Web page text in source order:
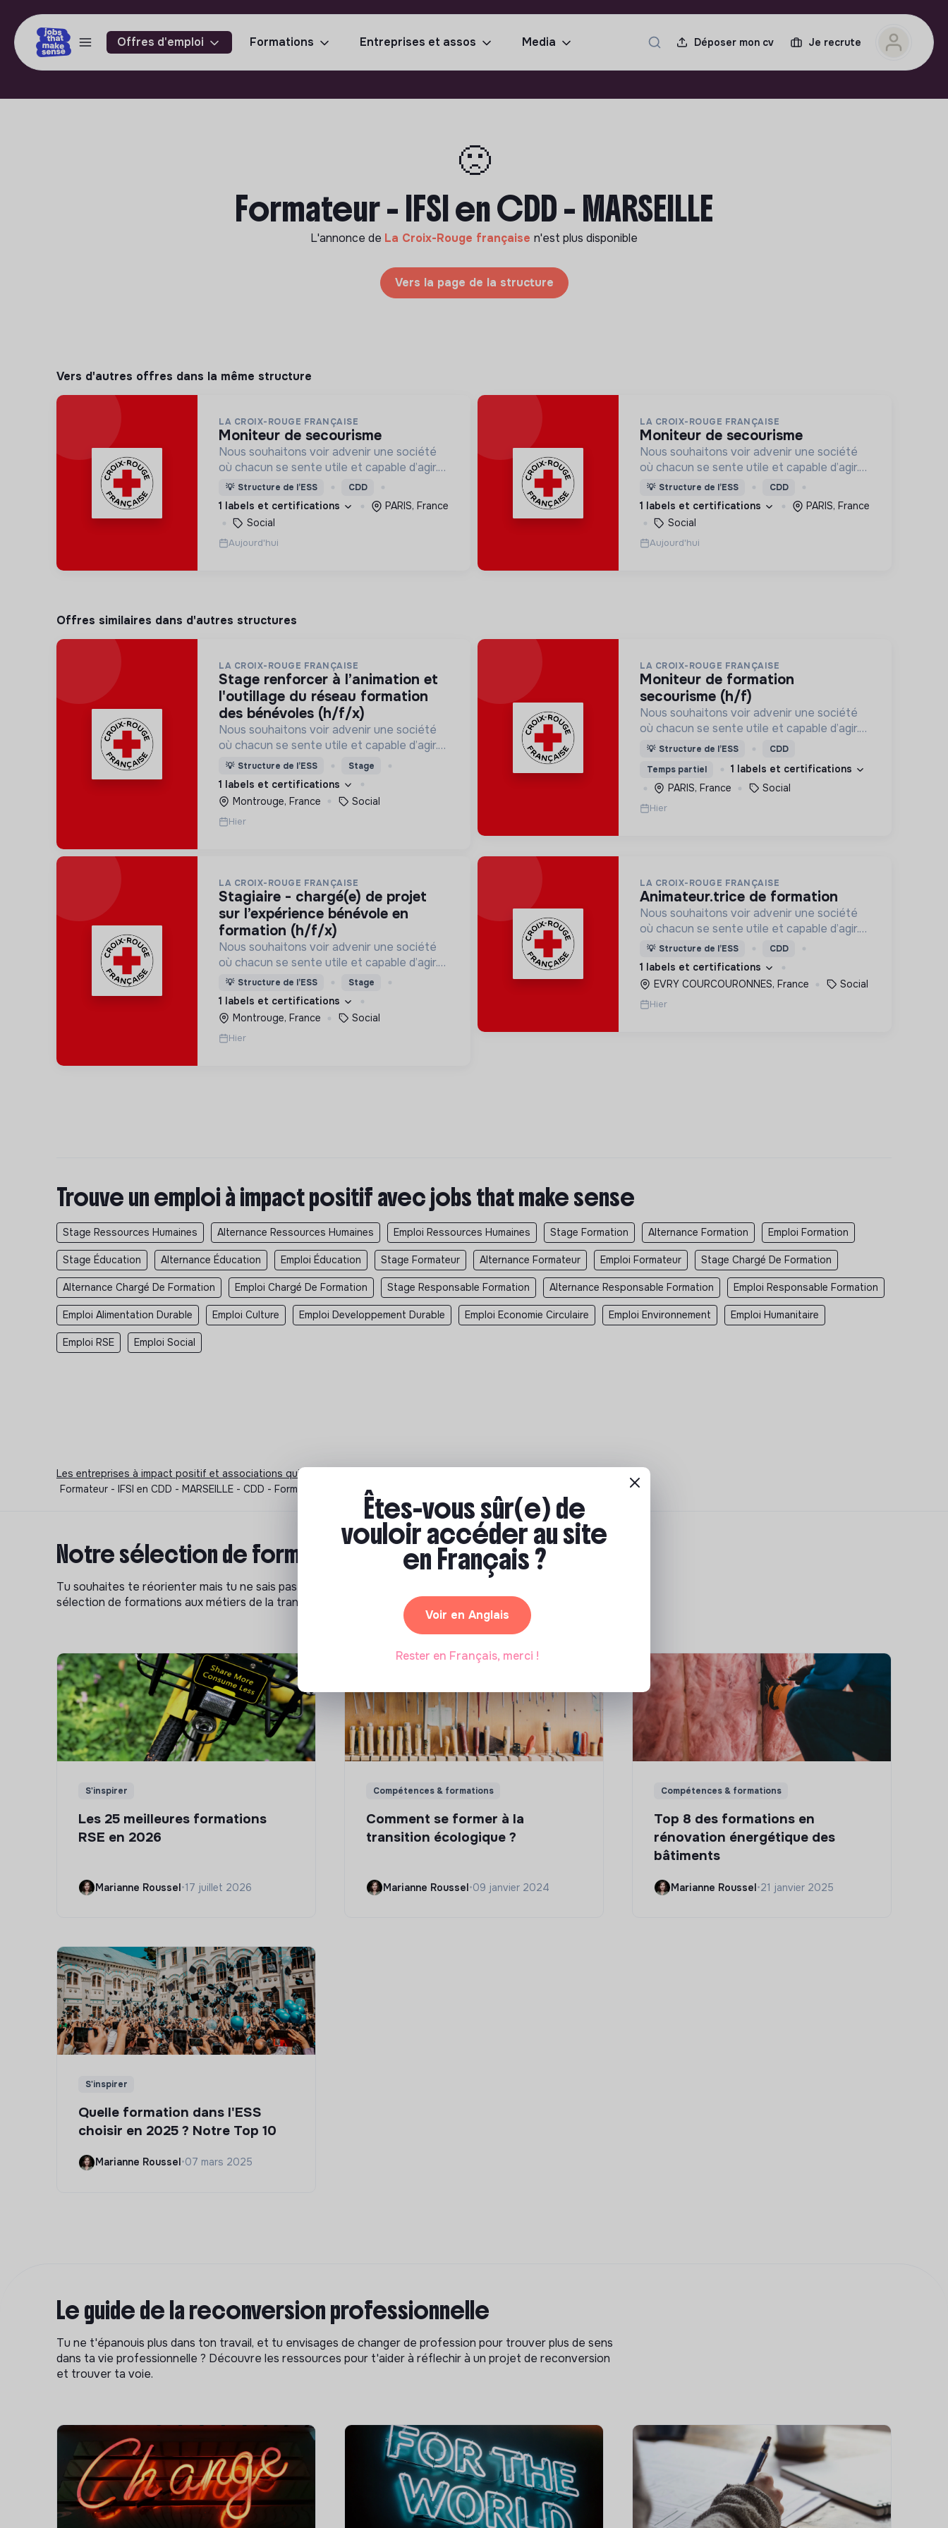
Offres d'emploi Formations Entreprises et assos Media Déposer mon cv Je recrute
🙁
Formateur - IFSI en CDD - MARSEILLE
L'annonce de La Croix-Rouge française n'est plus disponible
Vers la page de la structure
Vers d'autres offres dans la même structure
LA CROIX-ROUGE FRANÇAISE
moniteur de secourisme
Nous souhaitons voir advenir une société
où chacun se sente utile et capable d’agir.
Pour cela, nous proposons des moyens et
des lieux d’engagement innovants et
adaptés à tous.
💡 Structure de l’ESS CDD
1 labels et certifications
PARIS, France
Social
Aujourd'hui
LA CROIX-ROUGE FRANÇAISE
moniteur de secourisme
Nous souhaitons voir advenir une société
où chacun se sente utile et capable d’agir.
Pour cela, nous proposons des moyens et
des lieux d’engagement innovants et
adaptés à tous.
💡 Structure de l’ESS CDD
1 labels et certifications
PARIS, France
Social
Aujourd'hui
Offres similaires dans d'autres structures
LA CROIX-ROUGE FRANÇAISE
stage renforcer à l’animation et
l'outillage du réseau formation
des bénévoles (h/f/x)
Nous souhaitons voir advenir une société
où chacun se sente utile et capable d’agir.
Pour cela, nous proposons des moyens et
des lieux d’engagement innovants et
adaptés à tous.
💡 Structure de l’ESS Stage
1 labels et certifications
Montrouge, France
Social
Hier
LA CROIX-ROUGE FRANÇAISE
moniteur de formation
secourisme (h/f)
Nous souhaitons voir advenir une société
où chacun se sente utile et capable d’agir.
Pour cela, nous proposons des moyens et
adaptés à tous.
💡 Structure de l’ESS
CDD
Temps partiel
1 labels et certifications
PARIS, France
Social
Hier
LA CROIX-ROUGE FRANÇAISE
stagiaire - chargé(e) de projet
sur l’expérience bénévole en
formation (h/f/x)
Nous souhaitons voir advenir une société
où chacun se sente utile et capable d’agir.
Pour cela, nous proposons des moyens et
des lieux d’engagement innovants et
adaptés à tous.
💡 Structure de l’ESS Stage
1 labels et certifications
Montrouge, France
Social
Hier
LA CROIX-ROUGE FRANÇAISE
animateur.trice de formation
Nous souhaitons voir advenir une société
où chacun se sente utile et capable d’agir.
Pour cela, nous proposons des moyens et
des lieux d’engagement innovants et
adaptés à tous.
💡 Structure de l’ESS CDD
1 labels et certifications
EVRY COURCOURONNES, France
Social
Hier
Trouve un emploi à impact positif avec jobs that make sense
Stage Ressources Humaines Alternance Ressources Humaines Emploi Ressources Humaines Stage Formation Alternance Formation Emploi Formation
Stage Éducation Alternance Éducation Emploi Éducation Stage Formateur Alternance Formateur Emploi Formateur Stage Chargé De Formation
Alternance Chargé De Formation Emploi Chargé De Formation Stage Responsable Formation Alternance Responsable Formation Emploi Responsable Formation
Emploi Alimentation Durable Emploi Culture Emploi Developpement Durable Emploi Economie Circulaire Emploi Environnement Emploi Humanitaire
Emploi RSE Emploi Social
Les entreprises à impact positif et associations qui recrutent
Formateur - IFSI en CDD - MARSEILLE - CDD - Formateur interne, Chargé de formation - Social - 21/05/2026
Notre sélection de formations à impact
Tu souhaites te réorienter mais tu ne sais pas par où commencer ? Pas de panique, on te propose une
sélection de formations aux métiers de la transition écologique et solidaire !
S'inspirer
Les 25 meilleures formations
RSE en 2026
Marianne Roussel•17 juillet 2026
Compétences & formations
Comment se former à la
transition écologique ?
Marianne Roussel•09 janvier 2024
Compétences & formations
Top 8 des formations en
rénovation énergétique des
bâtiments
Marianne Roussel•21 janvier 2025
S'inspirer
Quelle formation dans l'ESS
choisir en 2025 ? Notre Top 10
Marianne Roussel •07 mars 2025
Le guide de la reconversion professionnelle
Tu ne t'épanouis plus dans ton travail, et tu envisages de changer de profession pour trouver plus de sens
dans ta vie professionnelle ? Découvre les ressources pour t'aider à réflechir à un projet de reconversion
et trouver ta voie.
Êtes-vous sûr(e) de
vouloir accéder au site
en Français ?
Voir en Anglais
Rester en Français, merci !